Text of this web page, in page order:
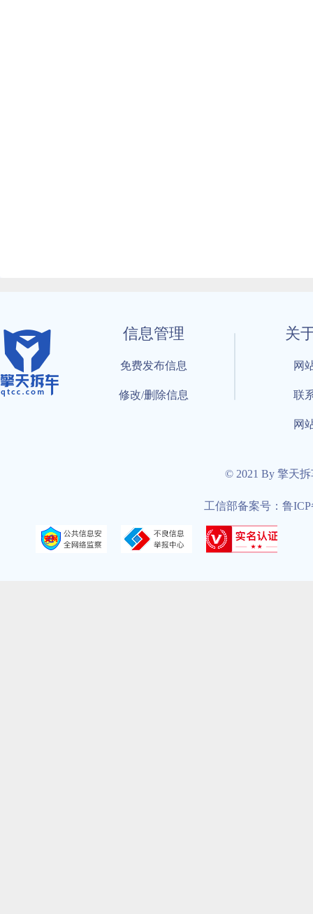
信息管理
免费发布信息
修改/删除信息
关
网
联
网
© 2021 By 擎天
工信部备案号：鲁